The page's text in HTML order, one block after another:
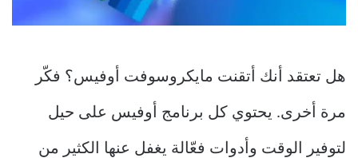
هل تعتقد أنك أتقنت مايكروسوفت أوفيس؟ فكّر
مرة أخرى. يحتوي كل برنامج أوفيس على حيل
لتوفير الوقت وأدوات فعّالة يغفل عنها الكثير من